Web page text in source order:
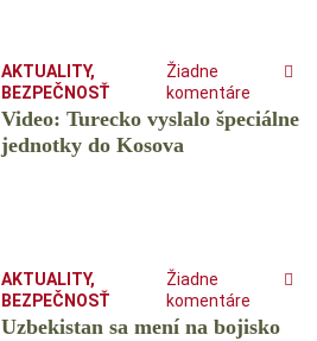
AKTUALITY,
BEZPEČNOSŤ
Žiadne
komentáre
Video: Turecko vyslalo špeciálne
jednotky do Kosova
AKTUALITY,
BEZPEČNOSŤ
Žiadne
komentáre
Uzbekistan sa mení na bojisko